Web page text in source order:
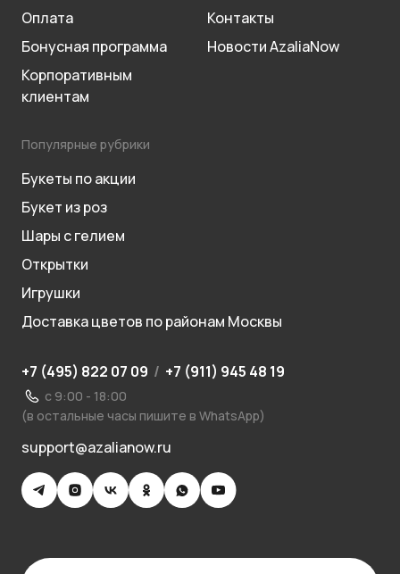
Оплата
Бонусная программа
Корпоративным
клиентам
Контакты
Новости AzaliaNow
Популярные рубрики
Букеты по акции
Букет из роз
Шары с гелием
Открытки
Игрушки
Доставка цветов по районам Москвы
+7 (495) 822 07 09 / +7 (911) 945 48 19
с 9:00 - 18:00
(в остальные часы пишите в WhatsApp)
support@azalianow.ru